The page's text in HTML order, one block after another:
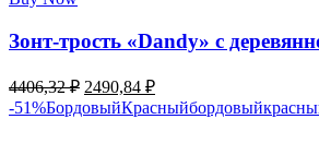
Зонт-трость «Dandy» с
4406,32₽ 2490,84 ₽
-51%БордовыйКрасныйбордовый